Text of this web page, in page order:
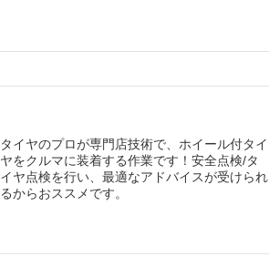
タイヤのプロが専門店技術で、ホイール付タイ
ヤをクルマに装着する作業です！安全点検/タ
イヤ点検を行い、最適なアドバイスが受けられ
るからおススメです。